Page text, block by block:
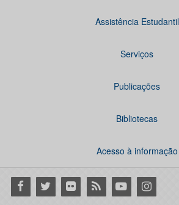
Assistência Estudantil
Serviços
Publicações
Bibliotecas
Acesso à informação
Facebook
Twitter Flickr RSS YoutubeInstagram